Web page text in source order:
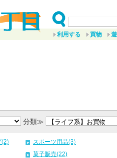
利用する 買物
分類≫
(2)
スポーツ用品(3)
菓子販売(22)